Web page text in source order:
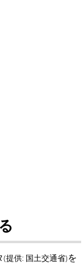
(提供: 国土交通省)を